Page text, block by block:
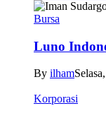
Bursa
Luno
By ilham
Korporasi